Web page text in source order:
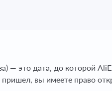
— это дата, до которой
вы имеете право